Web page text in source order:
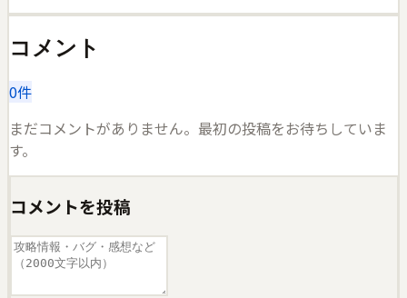
コメント
0件
まだコメントがありません。最初の投稿をお待ちしていま
す。
コメントを投稿